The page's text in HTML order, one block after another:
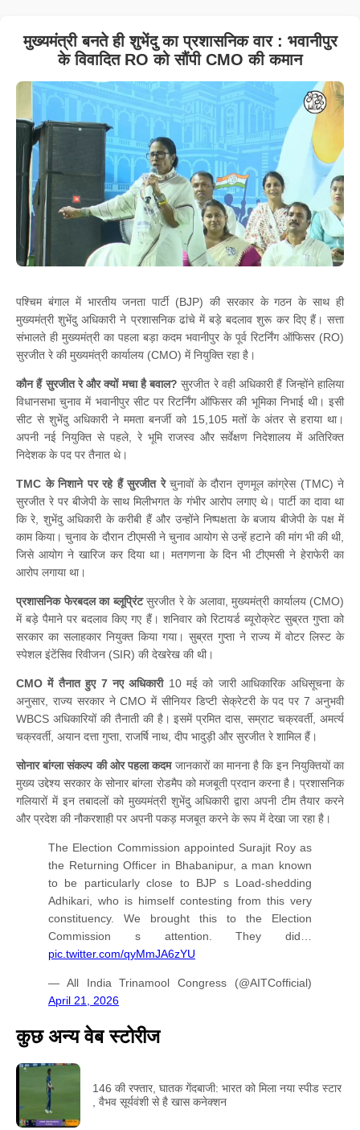
मुख्यमंत्री बनते ही शुभेंदु का प्रशासनिक वार : भवानीपुर
के विवादित RO को सौंपी CMO की कमान
पश्चिम बंगाल में भारतीय जनता पार्टी (BJP) की सरकार के गठन के साथ ही
मुख्यमंत्री शुभेंदु अधिकारी ने प्रशासनिक ढांचे में बड़े बदलाव शुरू कर दिए हैं। सत्ता
संभालते ही मुख्यमंत्री का पहला बड़ा कदम भवानीपुर के पूर्व रिटर्निंग ऑफिसर (RO)
सुरजीत रे की मुख्यमंत्री कार्यालय (CMO) में नियुक्ति रहा है।
कौन हैं सुरजीत रे और क्यों मचा है बवाल? सुरजीत रे वही अधिकारी हैं जिन्होंने हालिया
विधानसभा चुनाव में भवानीपुर सीट पर रिटर्निंग ऑफिसर की भूमिका निभाई थी। इसी
सीट से शुभेंदु अधिकारी ने ममता बनर्जी को 15,105 मतों के अंतर से हराया था।
अपनी नई नियुक्ति से पहले, रे भूमि राजस्व और सर्वेक्षण निदेशालय में अतिरिक्त
निदेशक के पद पर तैनात थे।
TMC के निशाने पर रहे हैं सुरजीत रेचुनावों के दौरान तृणमूल कांग्रेस (TMC) ने
सुरजीत रे पर बीजेपी के साथ मिलीभगत के गंभीर आरोप लगाए थे। पार्टी का दावा था
कि रे, शुभेंदु अधिकारी के करीबी हैं और उन्होंने निष्पक्षता के बजाय बीजेपी के पक्ष में
काम किया। चुनाव के दौरान टीएमसी ने चुनाव आयोग से उन्हें हटाने की मांग भी की थी,
जिसे आयोग ने खारिज कर दिया था। मतगणना के दिन भी टीएमसी ने हेराफेरी का
आरोप लगाया था।
प्रशासनिक फेरबदल का ब्लूप्रिंटसुरजीत रे के अलावा, मुख्यमंत्री कार्यालय (CMO)
में बड़े पैमाने पर बदलाव किए गए हैं। शनिवार को रिटायर्ड ब्यूरोक्रेट सुब्रत गुप्ता को
सरकार का सलाहकार नियुक्त किया गया। सुब्रत गुप्ता ने राज्य में वोटर लिस्ट के
स्पेशल इंटेंसिव रिवीजन (SIR) की देखरेख की थी।
CMO में तैनात हुए 7 नए अधिकारी10 मई को जारी आधिकारिक अधिसूचना के
अनुसार, राज्य सरकार ने CMO में सीनियर डिप्टी सेक्रेटरी के पद पर 7 अनुभवी
WBCS अधिकारियों की तैनाती की है। इसमें प्रमित दास, सम्राट चक्रवर्ती, अमर्त्य
चक्रवर्ती, अयान दत्ता गुप्ता, राजर्षि नाथ, दीप भादुड़ी और सुरजीत रे शामिल हैं।
सोनार बांग्ला संकल्प की ओर पहला कदमजानकारों का मानना है कि इन नियुक्तियों का
मुख्य उद्देश्य सरकार के सोनार बांग्ला रोडमैप को मजबूती प्रदान करना है। प्रशासनिक
गलियारों में इन तबादलों को मुख्यमंत्री शुभेंदु अधिकारी द्वारा अपनी टीम तैयार करने
और प्रदेश की नौकरशाही पर अपनी पकड़ मजबूत करने के रूप में देखा जा रहा है।
The Election Commission appointed Surajit Roy as
the Returning Officer in Bhabanipur, a man known
to be particularly close to BJP s Load-shedding
Adhikari, who is himself contesting from this very
constituency. We brought this to the Election
Commission s attention. They did…
pic.twitter.com/qyMmJA6zYU
— All India Trinamool Congress (@AITCofficial)
April 21, 2026
कुछ अन्य वेब स्टोरीज
146 की रफ्तार, घातक गेंदबाजी: भारत को मिला नया स्पीड स्टार
, वैभव सूर्यवंशी से है खास कनेक्शन